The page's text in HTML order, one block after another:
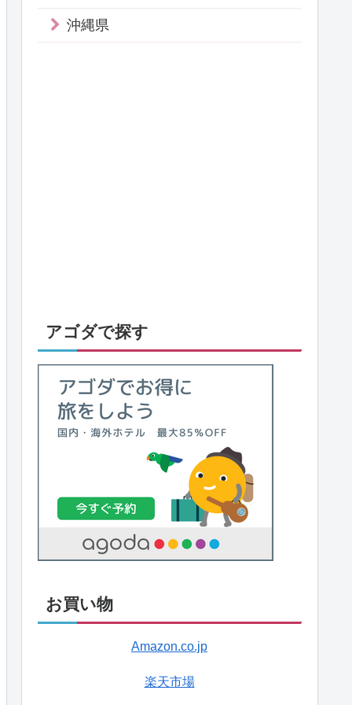
沖縄県
アゴダで探す
お買い物
Amazon.co.jp
楽天市場